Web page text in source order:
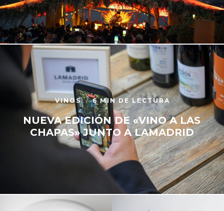
VINOS 6 MIN DE LECTURA
NUEVA EDICIÓN DE «VINO A LAS
CHAPAS» JUNTO A LAMADRID